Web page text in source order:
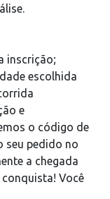
inscrição;
escolhida
e
o código de
seu pedido no
a chegada
conquista! Você